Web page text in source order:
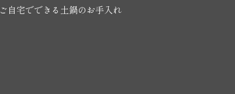
ご自宅でできる土鍋のお手入れ